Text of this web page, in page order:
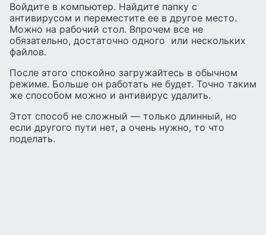
Войдите в компьютер. Найдите папку с
антивирусом и переместите ее в другое место.
Можно на рабочий стол. Впрочем все не
обязательно, достаточно одного или нескольких
файлов.
После этого спокойно загружайтесь в обычном
режиме. Больше он работать не будет. Точно таким
же способом можно и антивирус удалить.
Этот способ не сложный — только длинный, но
если другого пути нет, а очень нужно, то что
поделать.